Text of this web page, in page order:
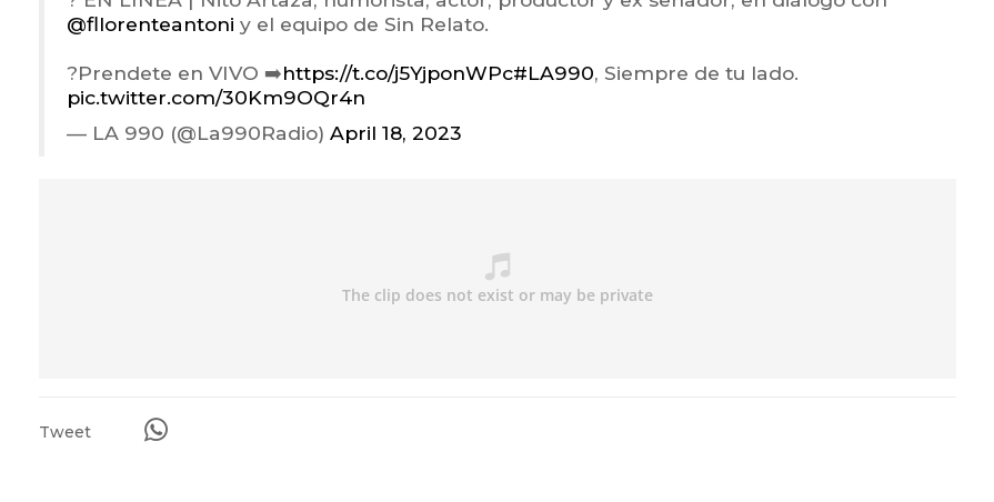
@fllorenteantoni y el equipo de Sin Relato.
?Prendete en VIVO ➡️https://t.co/j5YjponWPc#LA990, Siempre de tu lado.
pic.twitter.com/30Km9OQr4n
— LA 990 (@La990Radio) April 18, 2023
Tweet